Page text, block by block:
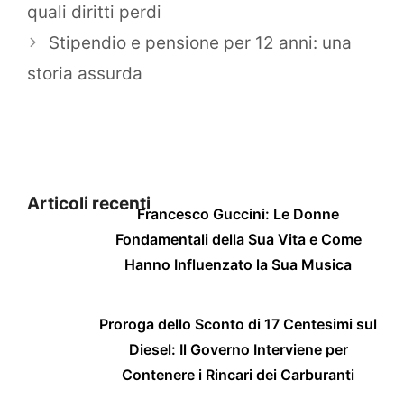
quali diritti perdi
Stipendio e pensione per 12 anni: una
storia assurda
Articoli recentiFrancesco Guccini: Le Donne
Fondamentali della Sua Vita e Come
Hanno Influenzato la Sua Musica
Proroga dello Sconto di 17 Centesimi sul
Diesel: Il Governo Interviene per
Contenere i Rincari dei Carburanti